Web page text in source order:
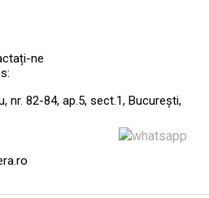
ne
nr. 82-84, ap.5, sect.1, București,